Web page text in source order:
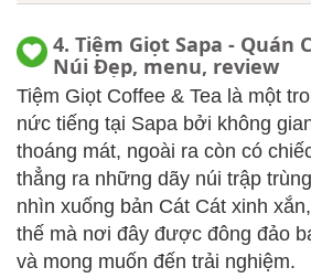
4. Tiệm Giọt Sapa - Quán
Núi Đẹp, menu, review
Tiệm Giọt Coffee & Tea là một
nức tiếng tại Sapa bởi không
thoáng mát, ngoài ra còn có
thẳng ra những dãy núi trập
nhìn xuống bản Cát Cát xinh
thế mà nơi đây được đông đảo
và mong muốn đến trải nghiệm.